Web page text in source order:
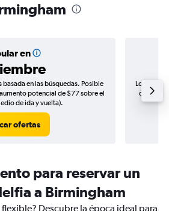
en
en las búsquedas. Posible
potencial de $77 sobre el
de ida y vuelta).
ofertas
Los
de
para reservar un
a Birmingham
Descubre la época ideal para